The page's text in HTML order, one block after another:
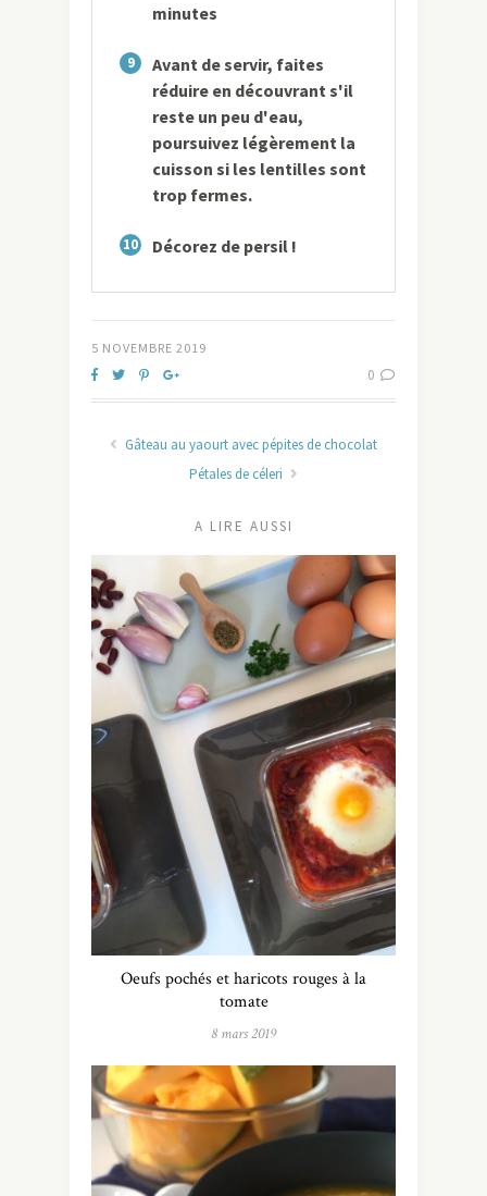
minutes
9
Avant de servir, faites
réduire en découvrant s'il
reste un peu d'eau,
poursuivez légèrement la
cuisson si les lentilles sont
trop fermes.
10 Décorez de persil !
5 NOVEMBRE 2019
0
Gâteau au yaourt avec pépites de chocolat
Pétales de céleri
A LIRE AUSSI
Oeufs pochés et haricots rouges à la
tomate
8 mars 2019